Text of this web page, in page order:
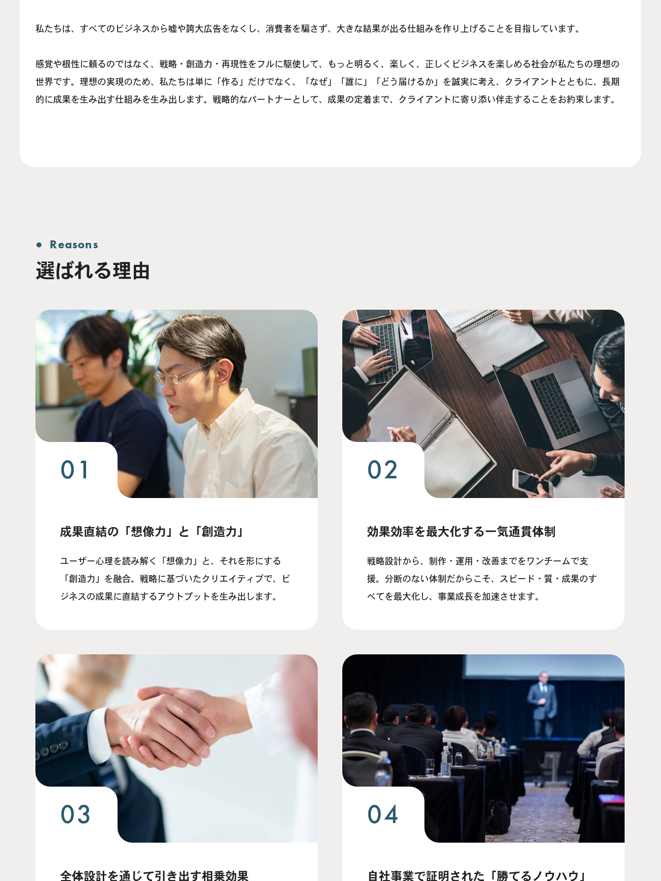
私たちは、すべてのビジネスから嘘や誇大広告をなくし、消費者を騙さず、大きな結果が出る仕組みを作り上げることを目指しています。
感覚や根性に頼るのではなく、戦略・創造力・再現性をフルに駆使して、もっと明るく、楽しく、正しくビジネスを楽しめる社会が私たちの理想の
世界です。理想の実現のため、私たちは単に「作る」だけでなく、「なぜ」「誰に」「どう届けるか」を誠実に考え、クライアントとともに、長期
的に成果を生み出す仕組みを生み出します。戦略的なパートナーとして、成果の定着まで、クライアントに寄り添い伴走することをお約束します。
Reasons
選ばれる理由
01
成果直結の「想像力」と「創造力」
ユーザー心理を読み解く「想像力」と、それを形にする
「創造力」を融合。戦略に基づいたクリエイティブで、ビ
ジネスの成果に直結するアウトプットを生み出します。
02
効果効率を最大化する一気通貫体制
戦略設計から、制作・運用・改善までをワンチームで支
援。分断のない体制だからこそ、スピード・質・成果のす
べてを最大化し、事業成長を加速させます。
03
全体設計を通じて引き出す相乗効果
04
自社事業で証明された「勝てるノウハウ」